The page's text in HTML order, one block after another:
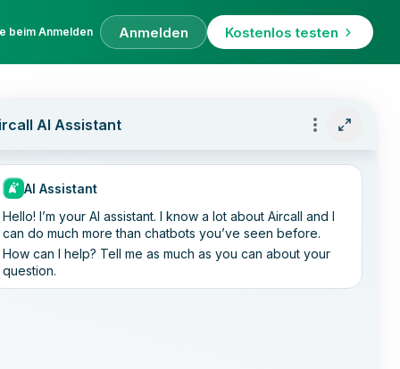
beim Anmelden Anmelden Kostenlos testen